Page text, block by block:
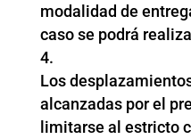
modalidad de
caso se podrá
Los
alcanzadas por el
limitarse al estricto